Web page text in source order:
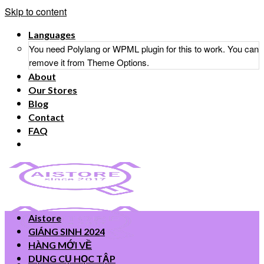
Skip to content
Languages
You need Polylang or WPML plugin for this to work. You can
remove it from Theme Options.
About
Our Stores
Blog
Contact
FAQ
Aistore
GIÁNG SINH 2024
HÀNG MỚI VỀ
DỤNG CỤ HỌC TẬP